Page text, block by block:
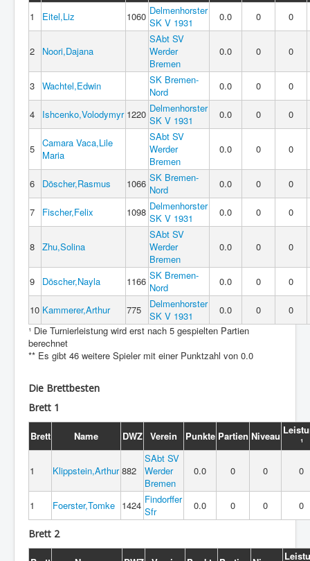
1 Eitel,Liz 1060 Delmenhorster
SK V 1931
0.0 0 0
2 Noori,Dajana
SAbt SV
Werder
Bremen
0.0 0 0
3 Wachtel,Edwin
SK Bremen-
Nord
0.0 0 0
4 Ishcenko,Volodymyr 1220 Delmenhorster
SK V 1931
0.0 0 0
5 Camara Vaca,Lile
Maria
SAbt SV
Werder
Bremen
0.0 0 0
6 Döscher,Rasmus 1066 SK Bremen-
Nord
0.0 0 0
7 Fischer,Felix 1098 Delmenhorster
SK V 1931
0.0 0 0
8 Zhu,Solina
SAbt SV
Werder
Bremen
0.0 0 0
9 Döscher,Nayla 1166 SK Bremen-
Nord
0.0 0 0
10 Kammerer,Arthur 775
Delmenhorster
SK V 1931
0.0 0
0
¹ Die Turnierleistung wird erst nach 5 gespielten Partien
berechnet
** Es gibt 46 weitere Spieler mit einer Punktzahl von 0.0
Die Brettbesten
Brett 1
Brett Name DWZ Verein Punkte Partien Niveau
¹
1 Klippstein,Arthur 882
SAbt SV
Werder
Bremen
0.0 0 0 0
1 Foerster,Tomke 1424 Findorffer
Sfr
0.0 0 0 0
Brett 2